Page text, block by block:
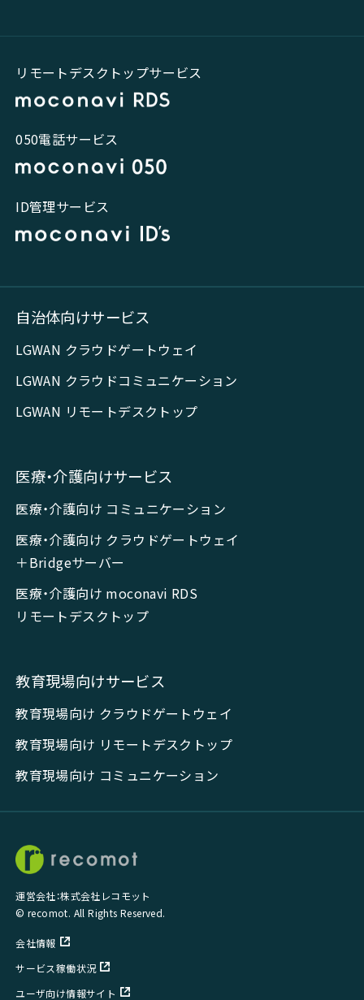
リモートデスクトップサービス
050電話サービス
ID管理サービス
自治体向けサービス
LGWAN クラウドゲートウェイ
LGWAN クラウドコミュニケーション
LGWAN リモートデスクトップ
医療・介護向けサービス
医療・介護向け コミュニケーション
医療・介護向け クラウドゲートウェイ
＋Bridgeサーバー
医療・介護向け moconavi RDS
リモートデスクトップ
教育現場向けサービス
教育現場向け クラウドゲートウェイ
教育現場向け リモートデスクトップ
教育現場向け コミュニケーション
運営会社：株式会社レコモット
© recomot. All Rights Reserved.
会社情報
サービス稼働状況
ユーザ向け情報サイト